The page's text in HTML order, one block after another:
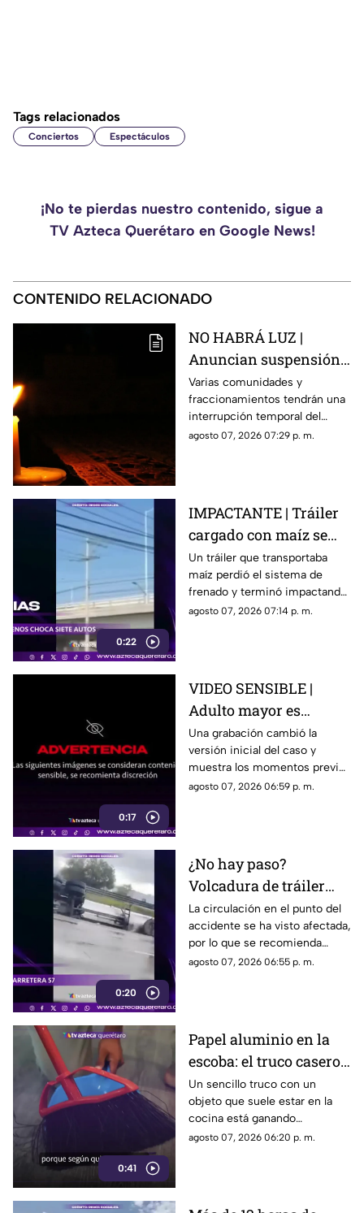
Tags relacionados
Conciertos Espectáculos
¡No te pierdas nuestro contenido, sigue a
TV Azteca Querétaro en Google News!
CONTENIDO RELACIONADO
NO HABRÁ LUZ |
Anuncian suspensión
del suministro eléctrico
en Querétaro; estás
serán las zonas
afectadas
Varias comunidades y
fraccionamientos tendrán una
interrupción temporal del
servicio eléctrico durante
agosto 07, 2026 07:29 p. m.
0:22
IMPACTANTE | Tráiler
cargado con maíz se
queda sin frenos y
embiste a siete
vehículos
Un tráiler que transportaba
maíz perdió el sistema de
frenado y terminó impactando
a siete vehículos que
agosto 07, 2026 07:14 p. m.
0:17
VIDEO SENSIBLE |
Adulto mayor es
atropell4do por tráiler;
fue empujado antes de
m0rir
Una grabación cambió la
versión inicial del caso y
muestra los momentos previos
al atropellamiento ocurrido en
agosto 07, 2026 06:59 p. m.
0:20
¿No hay paso?
Volcadura de tráiler
colapsa este punto de la
carretera 57
La circulación en el punto del
accidente se ha visto afectada,
por lo que se recomienda
considerar tiempos de
agosto 07, 2026 06:55 p. m.
0:41
Papel aluminio en la
escoba: el truco casero
que se volvió viral
Un sencillo truco con un
objeto que suele estar en la
cocina está ganando
popularidad entre quienes
agosto 07, 2026 06:20 p. m.